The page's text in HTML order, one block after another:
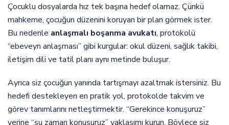
Çocuklu dosyalarda hız tek başına hedef olamaz. Çünkü
mahkeme, çocuğun düzenini koruyan bir plan görmek ister.
Bu nedenle anlaşmalı boşanma avukatı, protokolü
“ebeveyn anlaşması” gibi kurgular: okul düzeni, sağlık takibi,
iletişim dili ve tatil planı aynı metinde buluşur.
Ayrıca siz çocuğun yanında tartışmayı azaltmak istersiniz. Bu
hedefi destekleyen en pratik yol, protokolde takvim ve
görev tanımlarını netleştirmektir. “Gerekince konuşuruz”
yerine “şu zaman konuşuruz” yaklaşımı kurun. Böylece siz